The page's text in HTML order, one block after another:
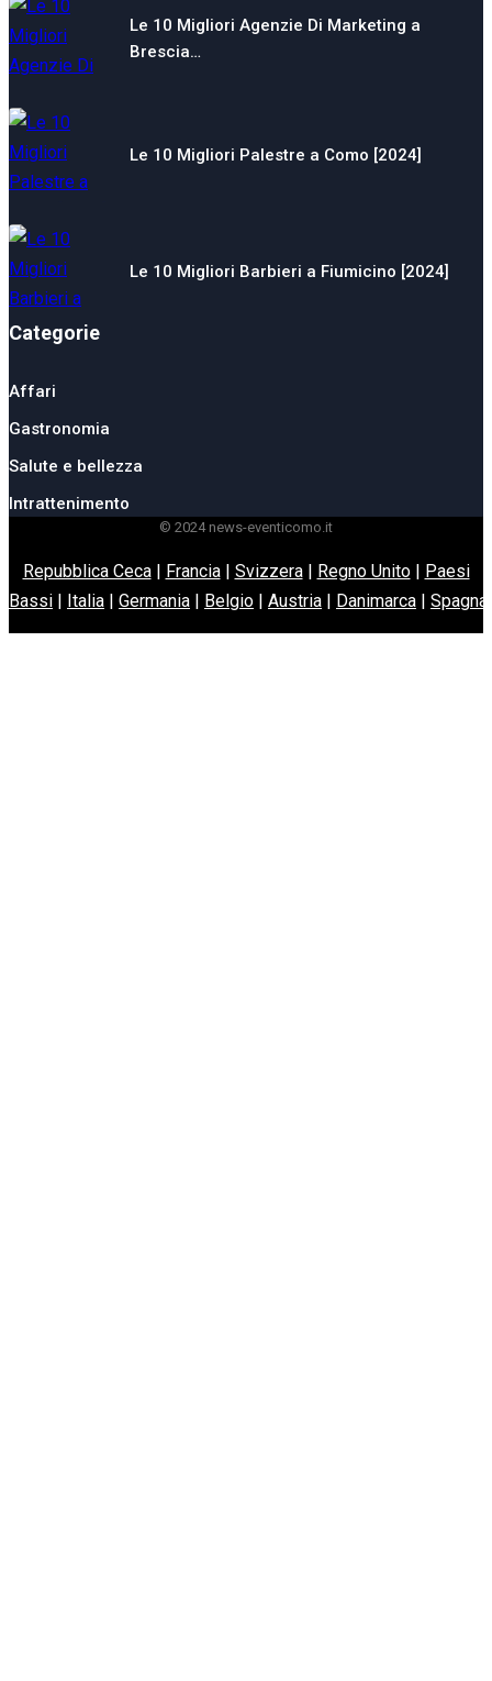
Le 10 Migliori Agenzie Di Marketing a
Brescia…
Le 10 Migliori Palestre a Como [2024]
Le 10 Migliori Barbieri a Fiumicino [2024]
Categorie
Affari
Gastronomia
Salute e bellezza
Intrattenimento
© 2024 news-eventicomo.it
Repubblica Ceca| Francia| Svizzera| Regno Unito|
Paesi
Bassi
Italia Germania Belgio Austria Danimarca Spagna